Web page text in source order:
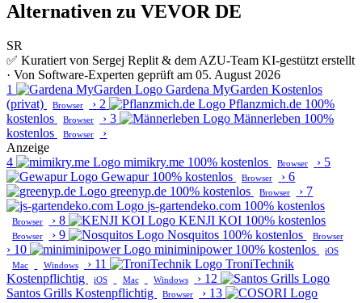
Alternativen zu VEVOR DE
SR
✅ Kuratiert von Sergej Replit & dem AZU-Team KI-gestützt erstellt
· Von Software-Experten geprüft am 05. August 2026
1
Gardena MyGarden Kostenlos
(privat)
Browser › 2 Pflanzmich.de 100%
kostenlos
Browser › 3 Männerleben 100%
kostenlos
Browser
›
Anzeige
4
mimikry.me 100% kostenlos Browser › 5
Gewapur 100% kostenlos Browser › 6
greenyp.de 100% kostenlos Browser › 7
js-gartendeko.com 100% kostenlos
Browser › 8 KENJI KOI 100% kostenlos
Browser › 9 Nosquitos 100% kostenlos Browser
› 10 miniminipower 100% kostenlos
iOS
Mac
Windows › 11
TroniTechnik
Kostenpflichtig
iOS Mac Windows › 12
Santos Grills Kostenpflichtig Browser › 13